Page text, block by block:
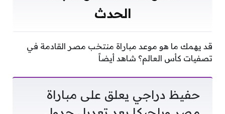
الحدث
قد يهمك ما هو موعد مباراة منتخب مصر القادمة في
تصفيات كأس العالم؟ شاهد أيضاً
حفيظ دراجي يعلق على مباراة